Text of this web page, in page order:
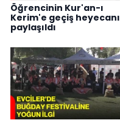
Öğrencinin Kur'an-ı
Kerim'e geçiş heyecanı
paylaşıldı